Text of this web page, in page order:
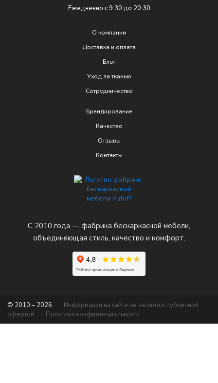
С 2010 года — фабрика бескаркасной мебели,
объединяющая стиль, качество и комфорт.
О компании
Доставка и оплата
Блог
Уход за тканью
Сотрудничество
Брендирование
Качеcтво
Отзывы
Контакты
Ежедневно с 9:30 до 20:30
© 2010 – 2026
Информация на сайте не является публичной
офертой
Политика конфиденциальности